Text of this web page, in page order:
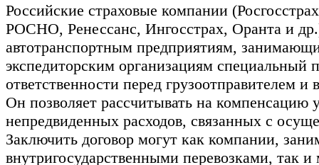
Российские страховые компании
РОСНО, Ренессанс, Ингосстрах, Оранта и
автотранспортным предприятиям,
экспедиторским организациям специальный
ответственности перед грузоотправителем и
Он позволяет рассчитывать на компенсацию
непредвиденных расходов, связанных с
Заключить договор могут как компании,
внутригосударственными перевозками, так